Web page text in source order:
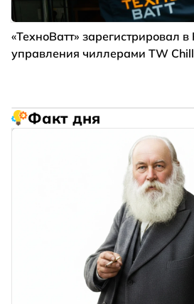
«ТехноВатт» зарегистрировал
управления чиллерами TW Chill
Факт дня